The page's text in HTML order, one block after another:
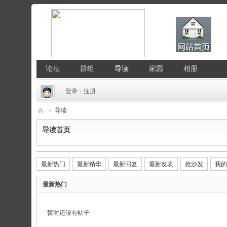
论坛 群组 导读 家园 相册
登录 注册
中
Li
nu
» 导读
导读首页
最新热门 最新精华 最新回复 最新发表 抢沙发 我
最新热门
暂时还没有帖子